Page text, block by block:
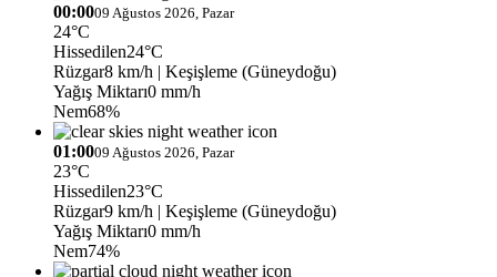
00:0009 Ağustos 2026, Pazar
24°C
Hissedilen24°C
Rüzgar8 km/h | Keşişleme (Güneydoğu)
Yağış Miktarı0 mm/h
Nem68%
01:0009 Ağustos 2026, Pazar
23°C
Hissedilen23°C
Rüzgar9 km/h | Keşişleme (Güneydoğu)
Yağış Miktarı0 mm/h
Nem74%